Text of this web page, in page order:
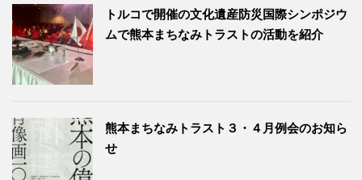
トルコで開催の文化遺産防災国際シンポジウ
ムで熊本まちなみトラストの活動を紹介
熊本まちなみトラスト３・４月例会のお知ら
せ